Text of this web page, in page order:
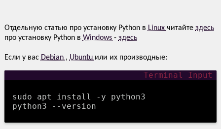
Отдельную статью про установку Python в Linux читайте здесь
про установку Python в Windows - здесь
Если у вас Debian , Ubuntu или их производные:
sudo apt install -y python3
python3 --version